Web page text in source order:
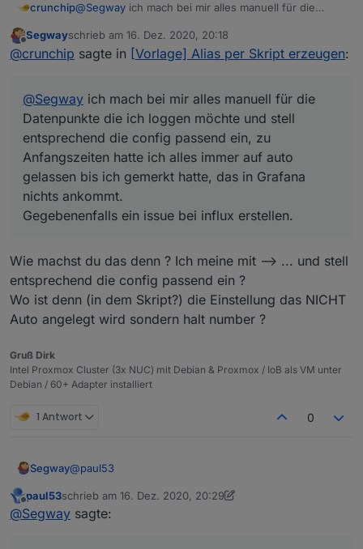
crunchip@Segway ich mach bei mir alles manuell für die
entsprechend die config passend ein, zu
Anfangszeiten hatte ich alles immer auf auto
Gegebenenfalls ein issue bei influx erstellen.
Offline
Segwayschrieb am 16. Dez. 2020, 20:18
zuletzt editiert von
@crunchip sagte in [Vorlage] Alias per Skript erzeugen:
@Segway ich mach bei mir alles manuell für die
Datenpunkte die ich loggen möchte und stell
entsprechend die config passend ein, zu
Anfangszeiten hatte ich alles immer auf auto
gelassen bis ich gemerkt hatte, das in Grafana
nichts ankommt.
Gegebenenfalls ein issue bei influx erstellen.
Wie machst du das denn ? Ich meine mit --> ... und stell
entsprechend die config passend ein ?
Wo ist denn (in dem Skript?) die Einstellung das NICHT
Auto angelegt wird sondern halt number ?
Gruß Dirk
Intel Proxmox Cluster (3x NUC) mit Debian & Proxmox / IoB als VM unter
Debian / 60+ Adapter installiert
1 Antwort 0
Segway@paul53
Ja das weiss ich. Ich habs nun nochmal komplett neu
gemacht, allerdings wird mir in der Übersicht
Offline
paul53schrieb am 16. Dez. 2020, 20:29
zuletzt editiert von paul53
@Segway sagte: